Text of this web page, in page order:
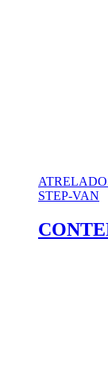
STEP-VAN